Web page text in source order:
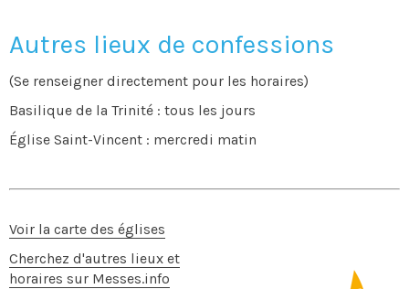
Autres lieux de confessions
(Se renseigner directement pour les horaires)
Basilique de la Trinité : tous les jours
Église Saint-Vincent : mercredi matin
Voir la carte des églises
Cherchez d'autres lieux et
horaires sur Messes.info